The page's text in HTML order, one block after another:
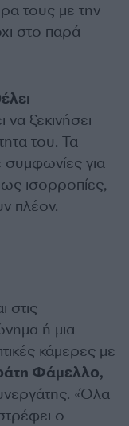
τους με την
στο παρά
να ξεκινήσει
του. Τα
συμφωνίες για
ισορροπίες,
πλέον.
στις
ή μια
κάμερες με
Φάμελλο,
«Όλα
ο